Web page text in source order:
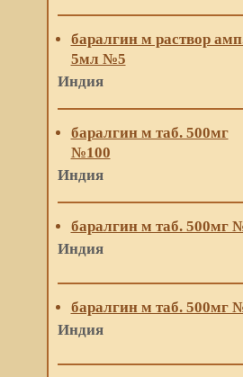
баралгин м раствор
5мл №5
Индия
баралгин м таб. 500мг
№100
Индия
баралгин м таб. 500мг
Индия
баралгин м таб. 500мг
Индия